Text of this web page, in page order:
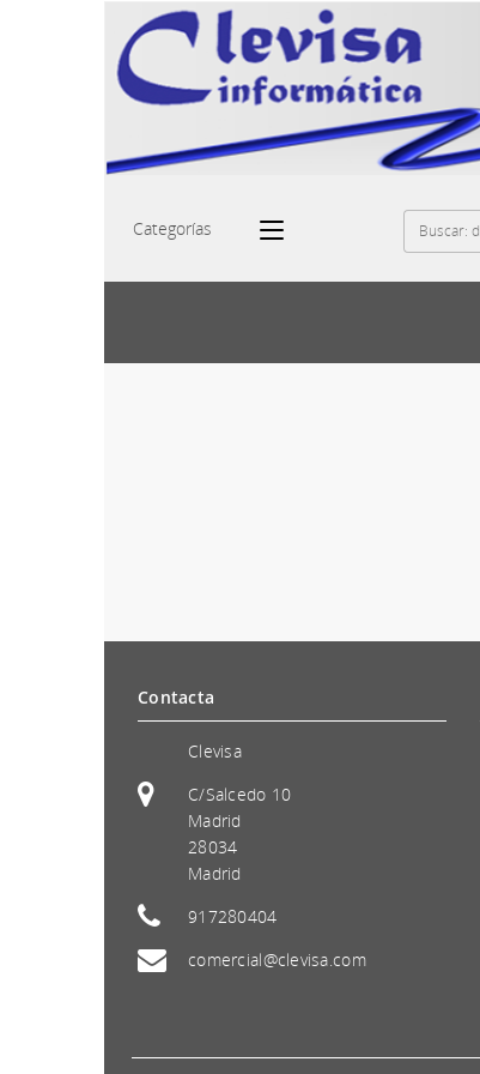
Categorías
Contacta
Clevisa
C/Salcedo 10
Madrid
28034
Madrid
917280404
comercial@clevisa.com